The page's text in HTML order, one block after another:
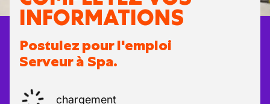
INFORMATIONS
Postulez pour l'emploi
Serveur à Spa.
chargement